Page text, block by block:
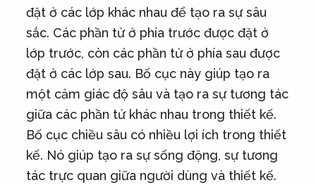
đặt ở các lớp khác nhau để tạo ra sự sâu
sắc. Các phần tử ở phía trước được đặt ở
lớp trước, còn các phần tử ở phía sau được
đặt ở các lớp sau. Bố cục này giúp tạo ra
một cảm giác độ sâu và tạo ra sự tương tác
giữa các phần tử khác nhau trong thiết kế.
Bố cục chiều sâu có nhiều lợi ích trong thiết
kế. Nó giúp tạo ra sự sống động, sự tương
tác trực quan giữa người dùng và thiết kế.